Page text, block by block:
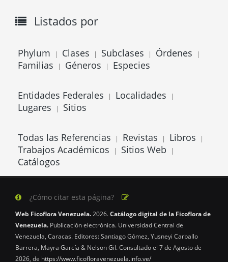
Listados por
Phylum | Clases | Subclases | Órdenes |
Familias | Géneros | Especies
Entidades Federales | Localidades |
Lugares | Sitios
Todas las Referencias | Revistas | Libros |
Trabajos Académicos | Sitios Web |
Catálogos
¿Cómo citar esta página?
Web Ficoflora Venezuela.2026.Catálogo digital de la Ficoflora de
Venezuela. Publicación electrónica. Universidad Central de
Venezuela, Caracas. Editores: Santiago Gómez, Yusneyi Carballo
Barrera, Mayra García & Nelson Gil. Consultado el 7 de Agosto de
2026, de https://www.ficofloravenezuela.info.ve/